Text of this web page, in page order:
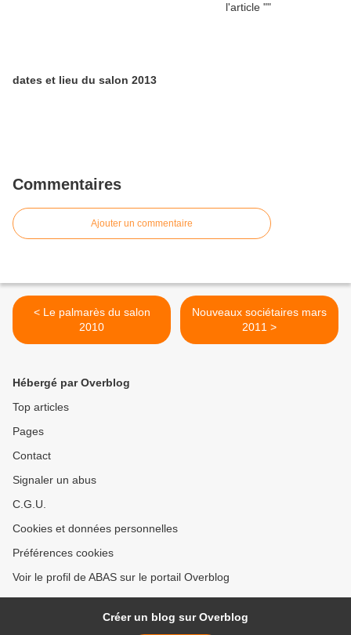
dates et lieu du salon 2013
Commentaires
Ajouter un commentaire
< Le palmarès du salon
2010
Nouveaux sociétaires mars
2011 >
Hébergé par Overblog
Top articles
Pages
Contact
Signaler un abus
C.G.U.
Cookies et données personnelles
Préférences cookies
Voir le profil de ABAS sur le portail Overblog
Créer un blog sur Overblog